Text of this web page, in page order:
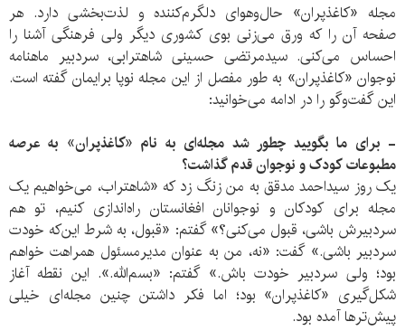
مجله «کاغذپران» حال‌وهوای دلگرم‌کننده و لذت‌بخشی دارد. هر
صفحه آن را که ورق می‌زنی بوی کشوری دیگر ولی فرهنگی آشنا را
احساس می‌کنی. سیدمرتضی حسینی شاهترابی، سردبیر ماهنامه
نوجوان «کاغذپران» به طور مفصل از این مجله نوپا برایمان گفته است.
این گفت‌وگو را در ادامه می‌خوانید:
- برای ما بگویید چطور شد مجله‌ای به نام «کاغذپران» به عرصه
مطبوعات کودک و نوجوان قدم گذاشت؟
یک روز سیداحمد مدقق به من زنگ زد که «شاهتراب، می‌خواهیم یک
مجله برای کودکان و نوجوانان افغانستان راه‌اندازی کنیم، تو هم
سردبیرش باشی، قبول می‌کنی؟» گفتم: «قبول، به شرط این‌که خودت
سردبیر باشی.» گفت: «نه، من به عنوان مدیرمسئول همراهت خواهم
بود؛ ولی سردبیر خودت باش.» گفتم: «بسم‌الله.». این نقطه آغاز
شکل‌گیری «کاغذپران» بود؛ اما فکر داشتن چنین مجله‌ای خیلی
پیش‌ترها آمده بود.